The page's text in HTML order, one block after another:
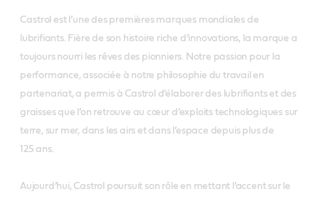
Castrol est l’une des premières marques mondiales de
lubrifiants. Fière de son histoire riche d’innovations, la marque a
toujours nourri les rêves des pionniers. Notre passion pour la
performance, associée à notre philosophie du travail en
partenariat, a permis à Castrol d’élaborer des lubrifiants et des
graisses que l’on retrouve au cœur d’exploits technologiques sur
terre, sur mer, dans les airs et dans l’espace depuis plus de
125 ans.
Aujourd’hui, Castrol poursuit son rôle en mettant l’accent sur le